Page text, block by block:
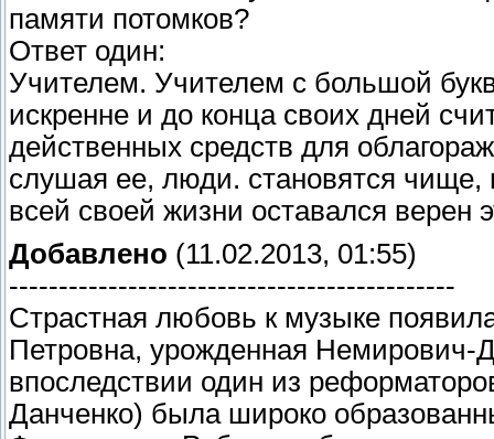
памяти потомков?
Ответ один:
Учителем. Учителем с большой
искренне и до конца своих дней
действенных средств для
слушая ее, люди. становятся
всей своей жизни оставался верен
Добавлено (11.02.2013, 01:55)
---------------------------------------------
Страстная любовь к музыке
Петровна, урожденная Немирович-
впоследствии один из
Данченко) была широко